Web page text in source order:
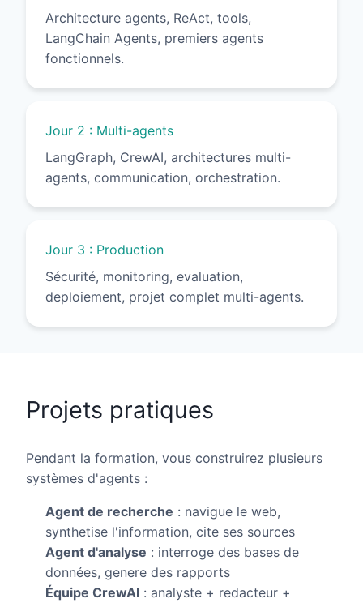
Architecture agents, ReAct, tools,
LangChain Agents, premiers agents
fonctionnels.
Jour 2 : Multi-agents
LangGraph, CrewAI, architectures multi-
agents, communication, orchestration.
Jour 3 : Production
Sécurité, monitoring, evaluation,
deploiement, projet complet multi-agents.
Projets pratiques
Pendant la formation, vous construirez plusieurs
systèmes d'agents :
Agent de recherche : navigue le web,
synthetise l'information, cite ses sources
Agent d'analyse : interroge des bases de
données, genere des rapports
Équipe CrewAI : analyste + redacteur +